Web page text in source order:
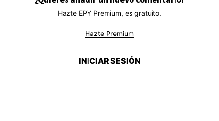
Hazte EPY Premium, es gratuito.
Hazte Premium
INICIAR SESIÓN